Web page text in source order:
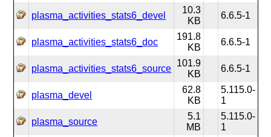
plasma_activities_stats6_devel
10.3
KB
6.6.5-1
plasma_activities_stats6_doc
191.8
KB
6.6.5-1
plasma_activities_stats6_source
101.9
KB
6.6.5-1
plasma_devel
62.8
KB
5.115.0-
1
plasma_source
5.1
MB
5.115.0-
1